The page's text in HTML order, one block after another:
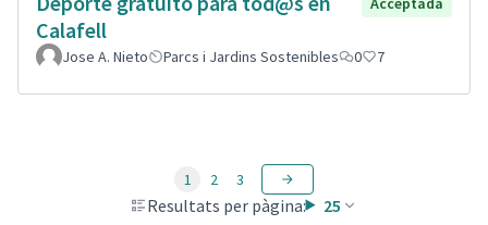
Calafell
Jose A. Nieto Parcs i Jardins Sostenibles 0 7
Resultats per pàgina: 25
1 2 3